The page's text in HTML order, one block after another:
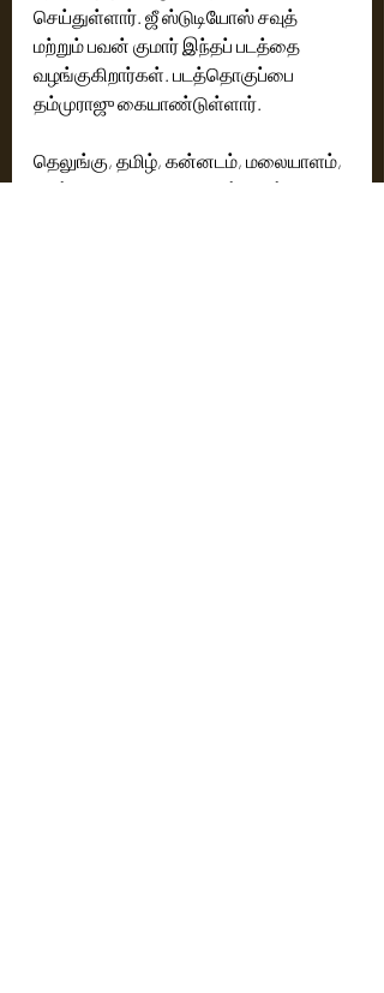
செய்துள்ளார். ஜீ ஸ்டுடியோஸ் சவுத்
மற்றும் பவன் குமார் இந்தப் படத்தை
வழங்குகிறார்கள். படத்தொகுப்பை
தம்முராஜு கையாண்டுள்ளார்.
தெலுங்கு, தமிழ், கன்னடம், மலையாளம்,
ஹிந்தி ஆகிய மொழிகளில் வரும்